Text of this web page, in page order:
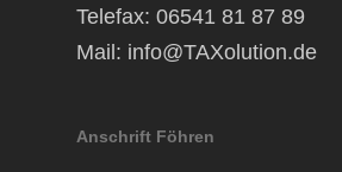
Telefax: 06541 81 87 89
Mail: info@TAXolution.de
Anschrift Föhren